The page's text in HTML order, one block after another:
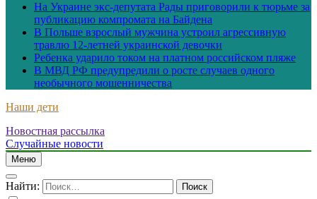
На Украине экс-депутата Рады приговорили к тюрьме за
публикацию компромата на Байдена
В Польше взрослый мужчина устроил агрессивную
травлю 12-летней украинской девочки
Ребенка ударило током на платном российском пляже
В МВД РФ предупредили о росте случаев одного
необычного мошенничества
Наши дети
Новостная рассылка
Случайные новости
Меню
Найти: